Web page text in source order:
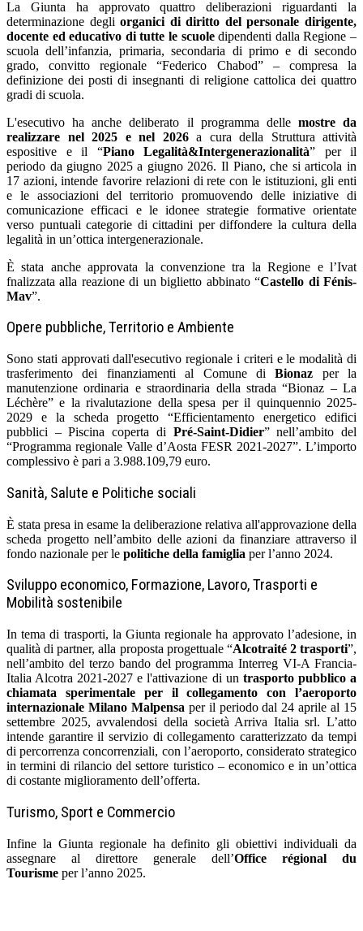
La Giunta ha approvato quattro deliberazioni riguardanti la
determinazione degliorganici di diritto del personale dirigente,
docente ed educativo di tutte le scuoledipendenti dalla Regione –
scuola dell’infanzia, primaria, secondaria di primo e di secondo
grado, convitto regionale “Federico Chabod” – compresa la
definizione dei posti di insegnanti di religione cattolica dei quattro
gradi di scuola.
L'esecutivo ha anche deliberato il programma delle mostre da
realizzare nel 2025 e nel 2026a cura della Struttura attività
espositive e il “Piano Legalità&Intergenerazionalità” per il
periodo da giugno 2025 a giugno 2026. Il Piano, che si articola in
17 azioni, intende favorire relazioni di rete con le istituzioni, gli enti
e le associazioni del territorio promuovendo delle iniziative di
comunicazione efficaci e le idonee strategie formative orientate
verso puntuali categorie di cittadini per diffondere la cultura della
legalità in un’ottica intergenerazionale.
È stata anche approvata la convenzione tra la Regione e l’Ivat
fnalizzata alla reazione di un biglietto abbinato “Castello di Fénis-
Mav”.
Opere pubbliche, Territorio e Ambiente
Sono stati approvati dall'esecutivo regionale i criteri e le modalità di
trasferimento dei finanziamenti al Comune diBionaz per la
manutenzione ordinaria e straordinaria della strada “Bionaz – La
Léchère” e la rivalutazione della spesa per il quinquennio 2025-
2029 e la scheda progetto “Efficientamento energetico edifici
pubblici – Piscina coperta di Pré-Saint-Didier” nell’ambito del
“Programma regionale Valle d’Aosta FESR 2021-2027”. L’importo
complessivo è pari a 3.988.109,79 euro.
Sanità, Salute e Politiche sociali
È stata presa in esame la deliberazione relativa all'approvazione della
scheda progetto nell’ambito delle azioni da finanziare attraverso il
fondo nazionale per le politiche della famiglia per l’anno 2024.
Sviluppo economico, Formazione, Lavoro, Trasporti e
Mobilità sostenibile
In tema di trasporti, la Giunta regionale ha approvato l’adesione, in
qualità di partner, alla proposta progettuale “Alcotraité 2 trasporti”,
nell’ambito del terzo bando del programma Interreg VI-A Francia-
Italia Alcotra 2021-2027 e l'attivazione di un trasporto pubblico a
chiamata sperimentale per il collegamento con l’aeroporto
internazionale Milano Malpensa per il periodo dal 24 aprile al 15
settembre 2025, avvalendosi della società Arriva Italia srl. L’atto
intende garantire il servizio di collegamento caratterizzato da tempi
di percorrenza concorrenziali, con l’aeroporto, considerato strategico
in termini di rilancio del settore turistico – economico e in un’ottica
di costante miglioramento dell’offerta.
Turismo, Sport e Commercio
Infine la Giunta regionale ha definito gli obiettivi individuali da
assegnare al direttore generale dell’Office régional du
Tourisme per l’anno 2025.